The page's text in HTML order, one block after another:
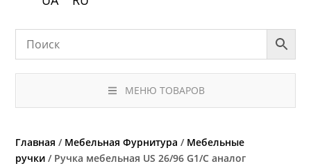
МЕНЮ ТОВАРОВ
Главная / Мебельная Фурнитура / Мебельные
ручки / Ручка мебельная US 26/96 G1/C аналог